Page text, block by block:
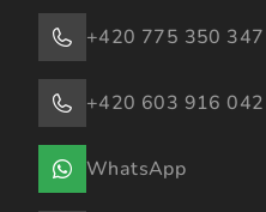
+420 775 350 347
+420 603 916 042
WhatsApp